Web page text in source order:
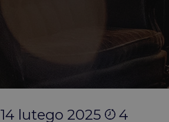
14 lutego 2025 4